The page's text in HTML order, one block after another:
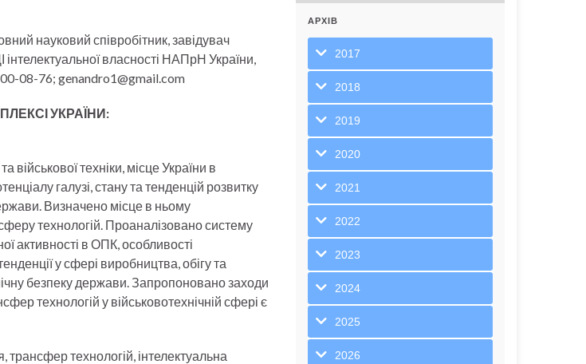
науковий співробітник, завідувач
інтелектуальної власності НАПрН України,
08-76; genandro1@gmail.com
УКРАЇНИ:
військової техніки, місце України в
галузі, стану та тенденцій розвитку
Визначено місце в ньому
технологій. Проаналізовано систему
активності в ОПК, особливості
у сфері виробництва, обігу та
безпеку держави. Запропоновано заходи
технологій у військовотехнічній сфері є
трансфер технологій, інтелектуальна
АРХІВ
2017
2018
2019
2020
2021
2022
2023
2024
2025
2026